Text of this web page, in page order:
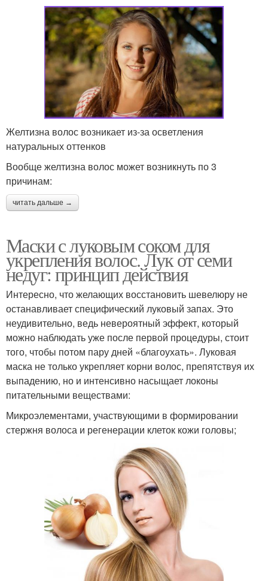
Желтизна волос возникает из-за осветления
натуральных оттенков
Вообще желтизна волос может возникнуть по 3
причинам:
читать дальше →
Маски с луковым соком для
укрепления волос. Лук от семи
недуг: принцип действия
Интересно, что желающих восстановить шевелюру не
останавливает специфический луковый запах. Это
неудивительно, ведь невероятный эффект, который
можно наблюдать уже после первой процедуры, стоит
того, чтобы потом пару дней «благоухать». Луковая
маска не только укрепляет корни волос, препятствуя их
выпадению, но и интенсивно насыщает локоны
питательными веществами:
Микроэлементами, участвующими в формировании
стержня волоса и регенерации клеток кожи головы;